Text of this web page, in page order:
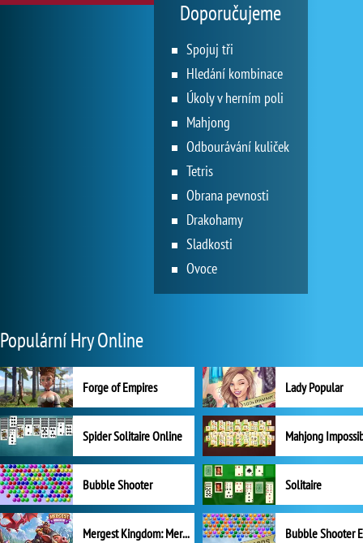
Doporučujeme
Spojuj tři
Hledání kombinace
Úkoly v herním poli
Mahjong
Odbourávání kuliček
Tetris
Obrana pevnosti
Drakohamy
Sladkosti
Ovoce
Populární Hry Online
Forge of Empires Lady Popular
Spider Solitaire Online Mahjong
Bubble Shooter Solitaire
Mergest Kingdom: Merge Puzzle